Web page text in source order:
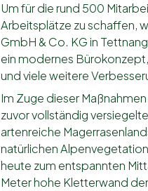
Um für die rund 500
Arbeitsplätze zu schaffen,
GmbH & Co. KG in
ein modernes
und viele weitere
Im Zuge dieser
zuvor vollständig
artenreiche
natürlichen
heute zum entspannten
Meter hohe Kletterwand